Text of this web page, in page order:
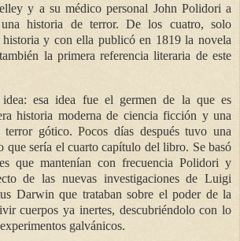
y a su médico personal John Polidori a
historia de terror. De los cuatro, solo
y con ella publicó en 1819 la novela
la primera referencia literaria de este
esa idea fue el germen de la que es
historia moderna de ciencia ficción y una
terror gótico. Pocos días después tuvo una
que sería el cuarto capítulo del libro. Se basó
que mantenían con frecuencia Polidori y
de las nuevas investigaciones de Luigi
Darwin que trataban sobre el poder de la
cuerpos ya inertes, descubriéndolo con lo
galvánicos.